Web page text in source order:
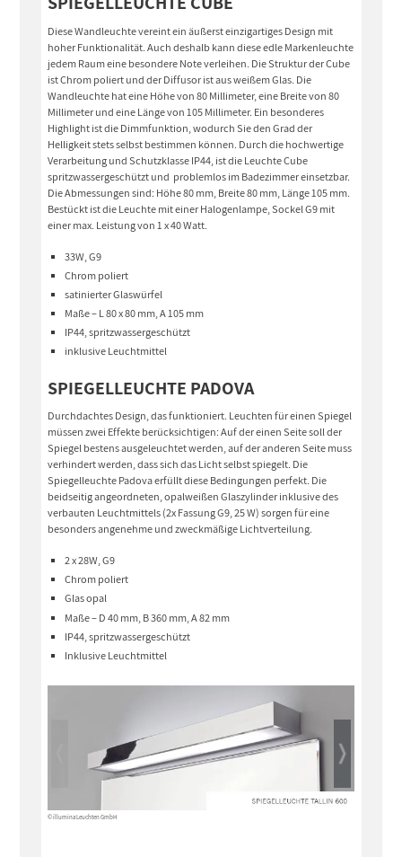
Diese Wandleuchte vereint ein äußerst einzigartiges Design mit
hoher Funktionalität. Auch deshalb kann diese edle Markenleuchte
jedem Raum eine besondere Note verleihen. Die Struktur der Cube
ist Chrom poliert und der Diffusor ist aus weißem Glas. Die
Wandleuchte hat eine Höhe von 80 Millimeter, eine Breite von 80
Millimeter und eine Länge von 105 Millimeter. Ein besonderes
Highlight ist die Dimmfunktion, wodurch Sie den Grad der
Helligkeit stets selbst bestimmen können. Durch die hochwertige
Verarbeitung und Schutzklasse IP44, ist die Leuchte Cube
spritzwassergeschützt und problemlos im Badezimmer einsetzbar.
Die Abmessungen sind: Höhe 80 mm, Breite 80 mm, Länge 105 mm.
Bestückt ist die Leuchte mit einer Halogenlampe, Sockel G9 mit
einer max. Leistung von 1 x 40 Watt.
33W, G9
Chrom poliert
satinierter Glaswürfel
Maße – L 80 x 80 mm, A 105 mm
IP44, spritzwassergeschützt
inklusive Leuchtmittel
SPIEGELLEUCHTE PADOVA
Durchdachtes Design, das funktioniert. Leuchten für einen Spiegel
müssen zwei Effekte berücksichtigen: Auf der einen Seite soll der
Spiegel bestens ausgeleuchtet werden, auf der anderen Seite muss
verhindert werden, dass sich das Licht selbst spiegelt. Die
Spiegelleuchte Padova erfüllt diese Bedingungen perfekt. Die
beidseitig angeordneten, opalweißen Glaszylinder inklusive des
verbauten Leuchtmittels (2x Fassung G9, 25 W) sorgen für eine
besonders angenehme und zweckmäßige Lichtverteilung.
2 x 28W, G9
Chrom poliert
Glas opal
Maße – D 40 mm, B 360 mm, A 82 mm
IP44, spritzwassergeschützt
Inklusive Leuchtmittel
© illumina Leuchten GmbH